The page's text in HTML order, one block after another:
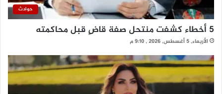
حوادث
5 أخطاء كشفت منتحل صفة قاضٍ قبل محاكمته
الأربعاء, 5 أغسطس, 2026 , 9:10 م